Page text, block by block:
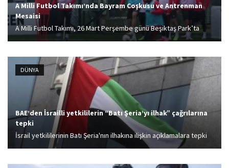
A Milli Futbol Takımı’nda Bayram Coşkusu ve Antrenman
Mesaisi
A Milli Futbol Takımı, 26 Mart Perşembe günü Beşiktaş Park’ta
Romanya ile oynayacağı 2026 FIFA Dünya Kupası play-off yarı final
DÜNYA
BAE’den İsrailli yetkililerin “Batı Şeria’yı ilhak” çağrılarına
tepki
İsrail yetkililerinin Batı Şeria'nın ilhakına ilişkin açıklamalara tepki
gösteren BAE Dışişleri Bakanlığı, "Batı Şeria'yı ilhak" çağrılarını